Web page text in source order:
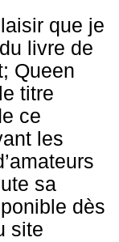
que je
livre de
Queen
titre
ce
les
sa
dès
site